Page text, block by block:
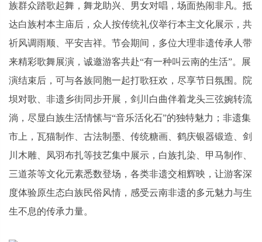
族群众踏歌起舞，舞龙助兴、男女对唱，场面热闹非凡。抵
达白族村本主庙后，众人按传统礼仪举行本主文化展示，共
祈风调雨顺、平安吉祥。节会期间，多位大理非遗传承人带
来精彩歌舞展演，诚邀游客共赴“有一种叫云南的生活”。展
演结束后，可与各族同胞一起打歌狂欢，尽享节日氛围。院
坝对歌、非遗乡街同步开展，剑川白曲伴着龙头三弦婉转流
淌，尽显白族生活情愫与“音乐活化石”的独特魅力；非遗集
市上，瓦猫制作、古法制墨、传统糖画、鹤庆银器锻造、剑
川木雕、凤羽布扎等技艺集中展示，白族扎染、甲马制作、
三道茶等文化元素悉数登场，各类非遗交相辉映，让游客深
度体验原生态白族民俗风情，感受云南非遗的多元魅力与生
生不息的传承力量。